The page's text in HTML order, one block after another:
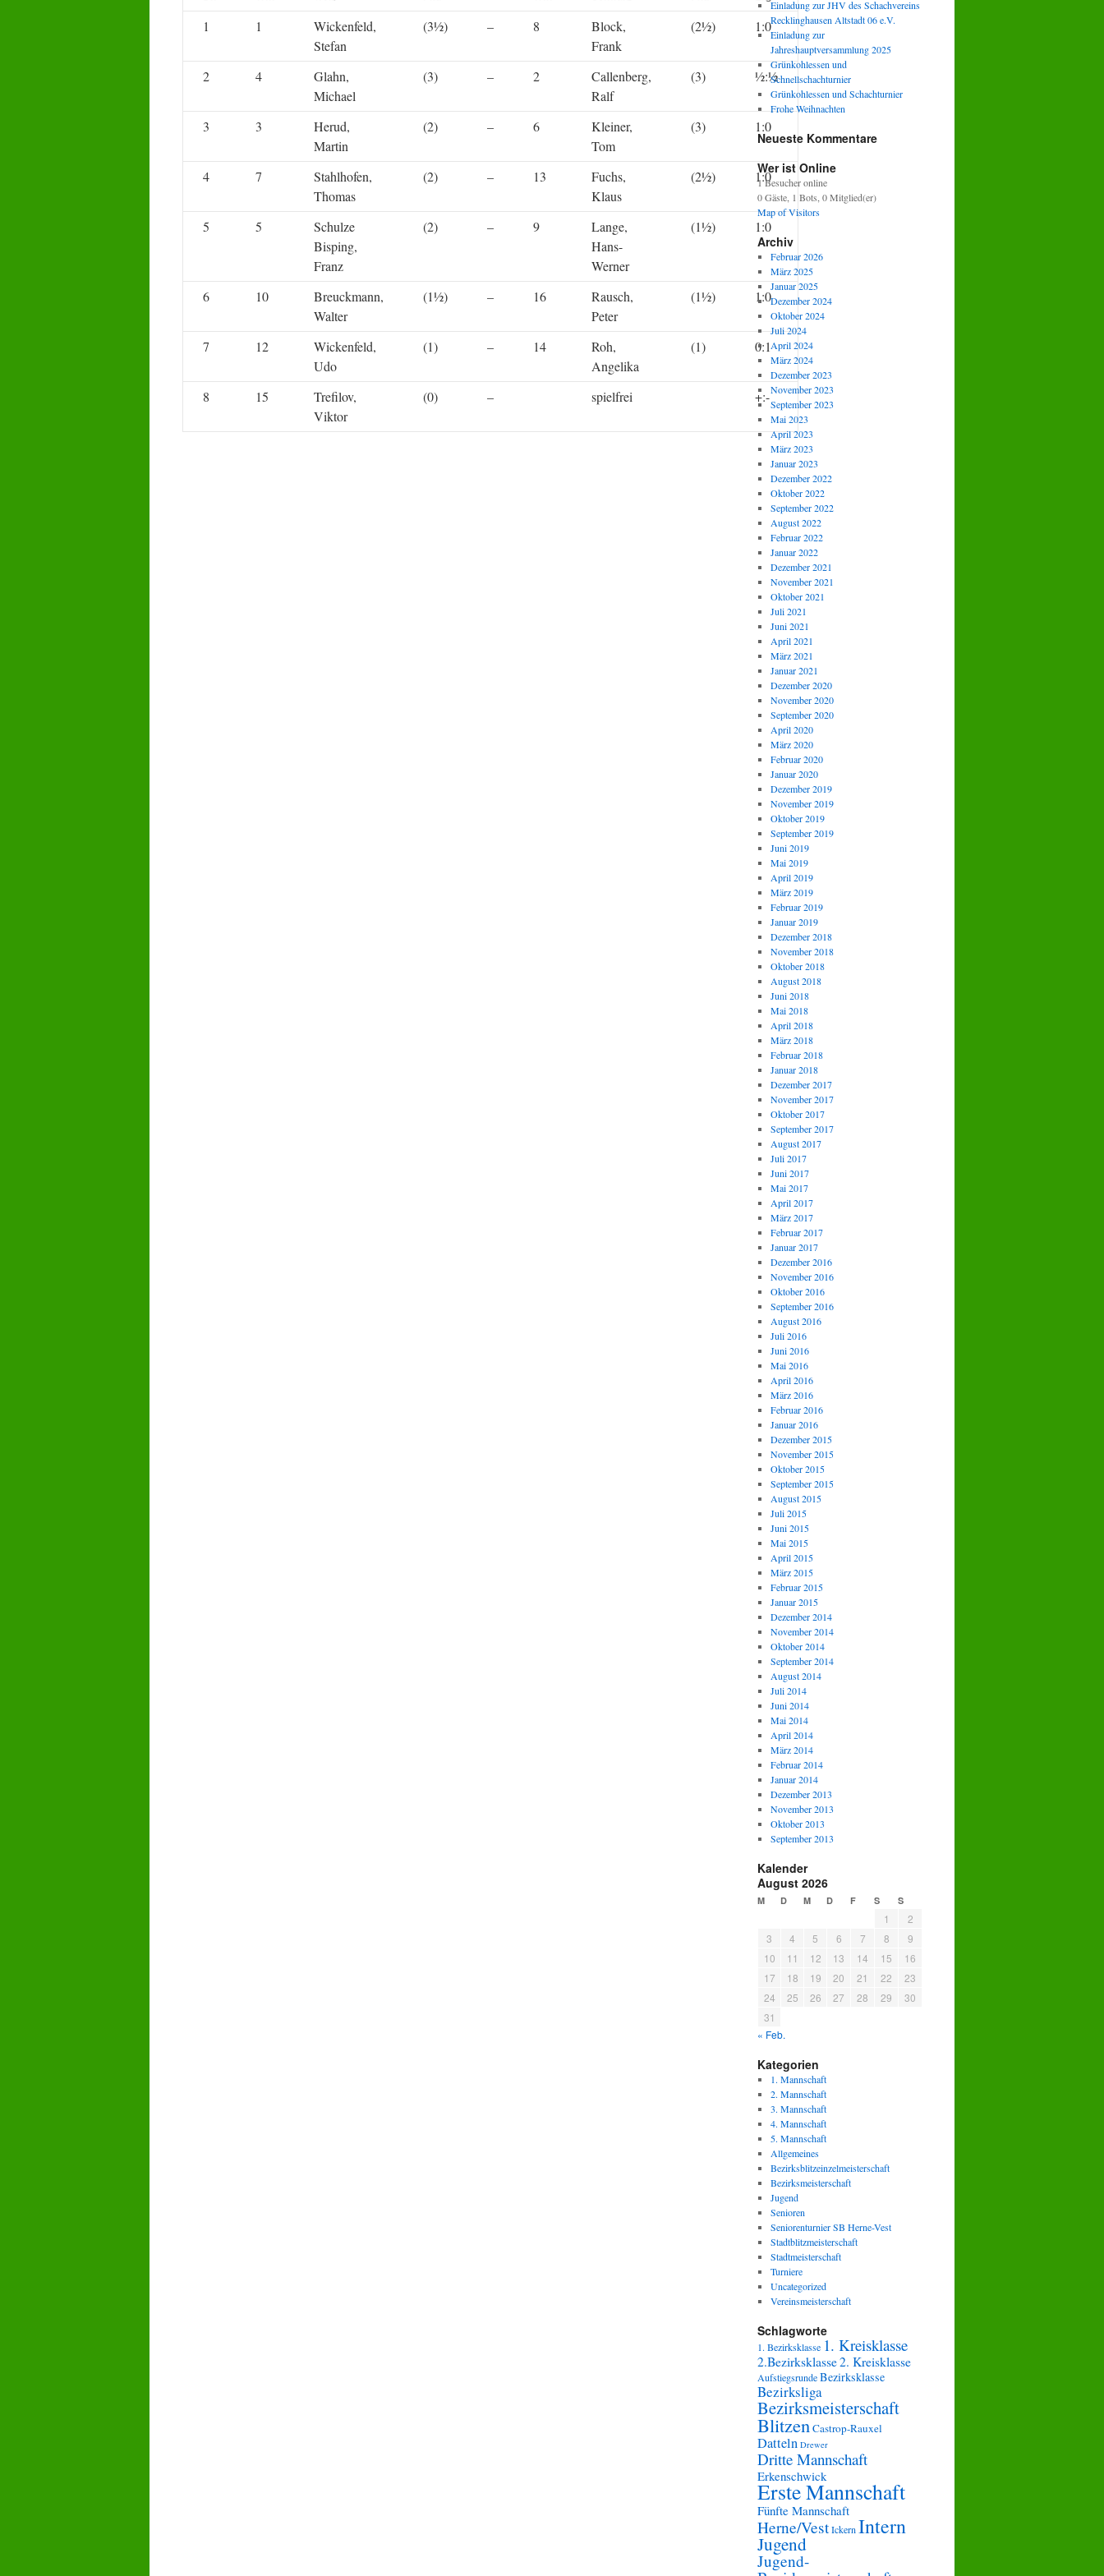
1 1
Wickenfeld,
Stefan
(3½) – 8
Block,
Frank
(2½) 1:0
2 4
Glahn,
Michael
(3) – 2
Callenberg,
Ralf
(3) ½:½
3 3
Herud,
Martin
(2) – 6
Kleiner,
Tom
(3) 1:0
4 7
Stahlhofen,
Thomas
(2) – 13
Fuchs,
Klaus
(2½) 1:0
5 5
Schulze
Bisping,
Franz
(2) – 9
Lange,
Hans-
Werner
(1½) 1:0
6 10
Breuckmann,
Walter
(1½) – 16
Rausch,
Peter
(1½) 1:0
7 12
Wickenfeld,
Udo
(1) – 14
Roh,
Angelika
(1) 0:1
8 15
Trefilov,
Viktor
(0) – spielfrei +:-
Einladung zur JHV des Schachvereins
Recklinghausen Altstadt 06 e.V.
Einladung zur
Jahreshauptversammlung 2025
Grünkohlessen und
Schnellschachturnier
Grünkohlessen und Schachturnier
Frohe Weihnachten
Neueste Kommentare
Wer ist Online
1 Besucher online
0 Gäste, 1 Bots, 0 Mitglied(er)
Map of Visitors
Archiv
Februar 2026
März 2025
Januar 2025
Dezember 2024
Oktober 2024
Juli 2024
April 2024
März 2024
Dezember 2023
November 2023
September 2023
Mai 2023
April 2023
März 2023
Januar 2023
Dezember 2022
Oktober 2022
September 2022
August 2022
Februar 2022
Januar 2022
Dezember 2021
November 2021
Oktober 2021
Juli 2021
Juni 2021
April 2021
März 2021
Januar 2021
Dezember 2020
November 2020
September 2020
April 2020
März 2020
Februar 2020
Januar 2020
Dezember 2019
November 2019
Oktober 2019
September 2019
Juni 2019
Mai 2019
April 2019
März 2019
Februar 2019
Januar 2019
Dezember 2018
November 2018
Oktober 2018
August 2018
Juni 2018
Mai 2018
April 2018
März 2018
Februar 2018
Januar 2018
Dezember 2017
November 2017
Oktober 2017
September 2017
August 2017
Juli 2017
Juni 2017
Mai 2017
April 2017
März 2017
Februar 2017
Januar 2017
Dezember 2016
November 2016
Oktober 2016
September 2016
August 2016
Juli 2016
Juni 2016
Mai 2016
April 2016
März 2016
Februar 2016
Januar 2016
Dezember 2015
November 2015
Oktober 2015
September 2015
August 2015
Juli 2015
Juni 2015
Mai 2015
April 2015
März 2015
Februar 2015
Januar 2015
Dezember 2014
November 2014
Oktober 2014
September 2014
August 2014
Juli 2014
Juni 2014
Mai 2014
April 2014
März 2014
Februar 2014
Januar 2014
Dezember 2013
November 2013
Oktober 2013
September 2013
Kalender
August 2026
M D M D F S S
1
2
3
4 5 6 7 8
9
10
11 12 13 14 15
16
17
18 19 20 21 22
23
24
25 26 27 28 29
30
31
« Feb.
Kategorien
1. Mannschaft
2. Mannschaft
3. Mannschaft
4. Mannschaft
5. Mannschaft
Allgemeines
Bezirksblitzeinzelmeisterschaft
Bezirksmeisterschaft
Jugend
Senioren
Seniorenturnier SB Herne-Vest
Stadtblitzmeisterschaft
Stadtmeisterschaft
Turniere
Uncategorized
Vereinsmeisterschaft
Schlagworte
1. Bezirksklasse 1. Kreisklasse
2.Bezirksklasse2. Kreisklasse
AufstiegsrundeBezirksklasse
Bezirksliga
Bezirksmeisterschaft
BlitzenCastrop-Rauxel
Datteln Drewer
Dritte Mannschaft
Erkenschwick
Erste Mannschaft
Fünfte Mannschaft
Herne/VestIckernIntern
Jugend
Jugend-